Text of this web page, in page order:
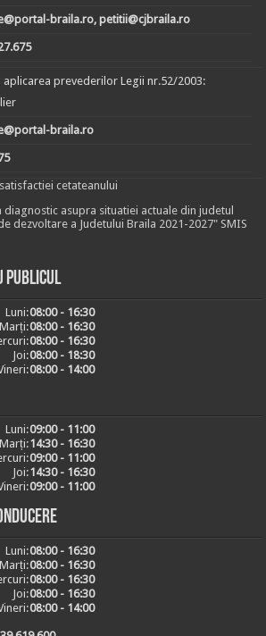
braila.ro, petitii@cjbraila.ro
aplicarea prevederilor Legii nr.52/2003:
braila.ro
cetateanului
asupra situatiei actuale din judetul
dezvoltare a Judetului Braila 2021-2027" SMIS
publicul
Luni:08:00 - 16:30
Marți:08:00 - 16:30
08:00 - 16:30
Joi:08:00 - 18:30
08:00 - 14:00
Luni:09:00 - 11:00
Marți:14:30 - 16:30
09:00 - 11:00
Joi:14:30 - 16:30
09:00 - 11:00
Luni:08:00 - 16:30
Marți:08:00 - 16:30
08:00 - 16:30
Joi:08:00 - 16:30
08:00 - 14:00